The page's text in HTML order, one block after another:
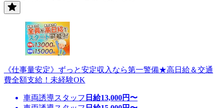
《仕事量安定》ずっと安定収入なら第一警備★高日給＆交通
費全額支給！未経験OK
車両誘導スタッフ 日給13,000円〜